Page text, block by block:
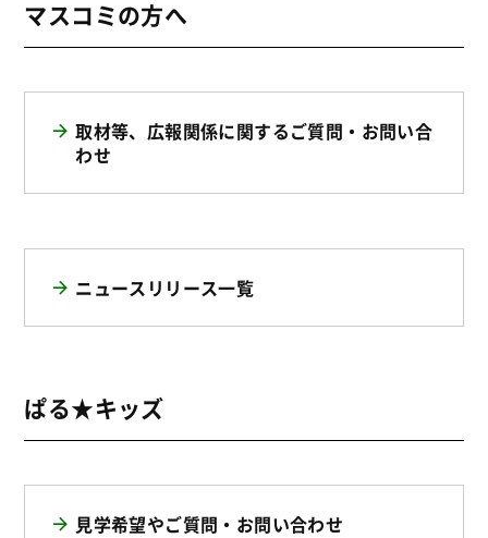
マスコミの方へ
取材等、広報関係に関するご質問・お問い合
わせ
ニュースリリース一覧
ぱる★キッズ
見学希望やご質問・お問い合わせ